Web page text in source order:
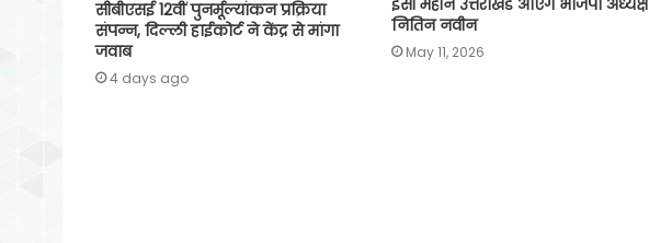
सीबीएसई 12वीं पुनर्मूल्यांकन प्रक्रिया
संपन्न, दिल्ली हाईकोर्ट ने केंद्र से मांगा
जवाब
4 days ago
नितिन नवीन
May 11, 2026